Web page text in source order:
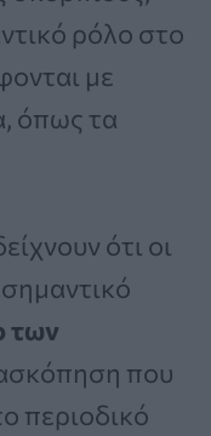
ρόλο στο
με
όπως τα
ότι οι
των
που
περιοδικό